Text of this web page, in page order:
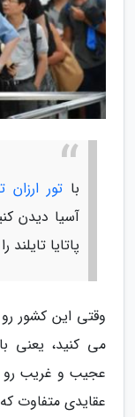
با تور ارزان
آسیا دیدن
پاتایا تایلند
وقتی این کشور
می کنید، یعنی
عجیب و غریب رو
عقایدی متفاوت